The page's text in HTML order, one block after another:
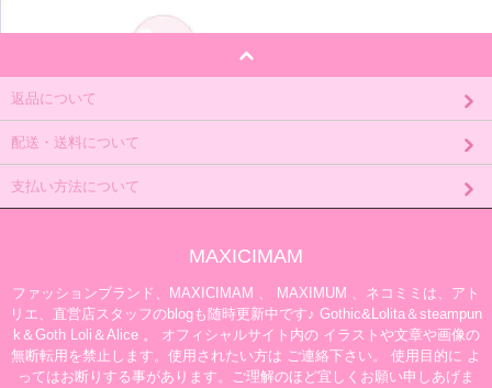
返品について
配送・送料について
支払い方法について
MAXICIMAM
ファッションブランド、MAXICIMAM 、 MAXIMUM 、ネコミミは、アト
リエ、直営店スタッフのblogも随時更新中です♪ Gothic&Lolita＆steampun
k＆Goth Loli＆Alice 。 オフィシャルサイト内の イラストや文章や画像の
無断転用を禁止します。使用されたい方は ご連絡下さい。 使用目的に よ
ってはお断りする事があります。ご理解のほど宜しくお願い申しあげま